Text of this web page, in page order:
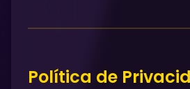
Política de